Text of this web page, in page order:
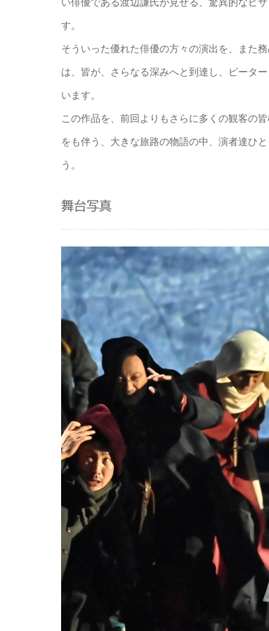
す。
そういった優れた俳優の方々の演出を、また
は、皆が、さらなる深みへと到達し、ピータ
います。
この作品を、前回よりもさらに多くの観客の
をも伴う、大きな旅路の物語の中、演者達ひ
う。
舞台写真